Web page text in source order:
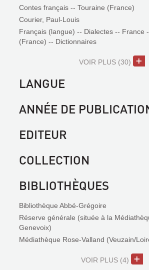
Contes français -- Touraine (France)
Courier, Paul-Louis
Français (langue) -- Dialectes -- France
(France) -- Dictionnaires
VOIR PLUS (30)
LANGUE
ANNÉE DE
EDITEUR
COLLECTION
BIBLIOTHÈQUES
Bibliothèque Abbé-Grégoire
Réserve générale (située à la
Genevoix)
Médiathèque Rose-Valland (Veuzain/
VOIR PLUS (4)